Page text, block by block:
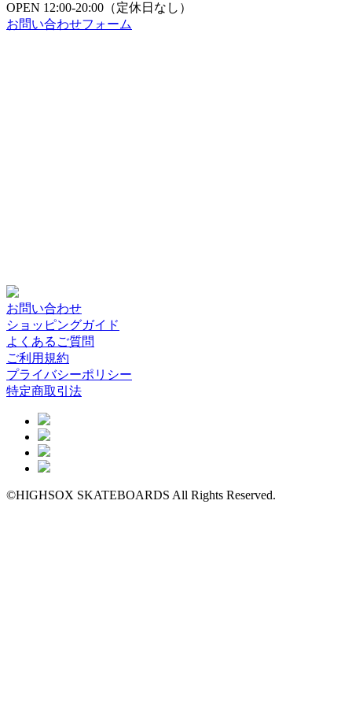
OPEN 12:00-20:00（定休日なし）
お問い合わせフォーム
お問い合わせ
ショッピングガイド
よくあるご質問
ご利用規約
プライバシーポリシー
特定商取引法
©HIGHSOX SKATEBOARDS All Rights Reserved.